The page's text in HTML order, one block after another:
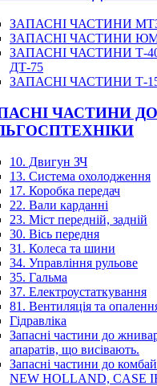
ЗАПАСНІ ЧАСТИНИ
ЗАПАСНІ ЧАСТИНИ
ЗАПАСНІ ЧАСТИНИ Т-
ДТ-75
ЗАПАСНІ ЧАСТИНИ Т-
ЧАСТИНИ
10. Двигун ЗЧ
13. Система охолодження
17. Коробка передач
22. Вали карданні
23. Міст передній, задній
30. Вісь передня
31. Колеса та шини
34. Управління рульове
35. Гальма
37. Електроустаткування
81. Вентиляція та
Гідравліка
Запасні частини до
апаратів, що висівають.
Запасні частини до
NEW HOLLAND, CASE